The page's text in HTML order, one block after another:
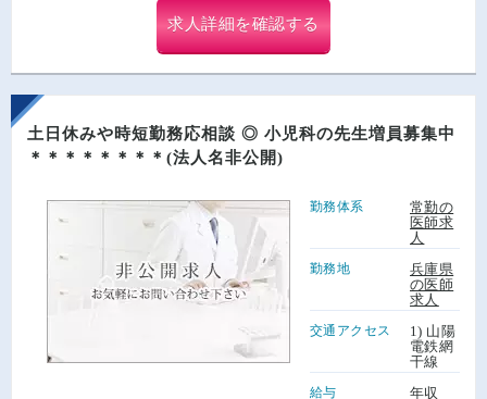
求人詳細を確認する
土日休みや時短勤務応相談 ◎ 小児科の先生増員募集中
＊＊＊＊＊＊＊＊(法人名非公開)
勤務体系
常勤の
医師求
人
勤務地
兵庫県
の医師
求人
交通アクセス
1) 山陽
電鉄網
干線
給与
年収